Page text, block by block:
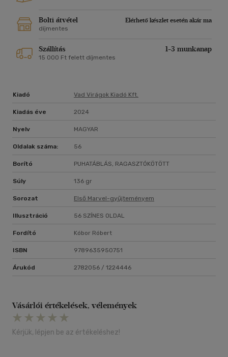
Bolti átvétel
Elérhető készlet esetén akár ma
díjmentes
Szállítás 1-3 munkanap
15 000 Ft felett díjmentes
Kiadó Vad Virágok Kiadó Kft.
Kiadás éve 2024
Nyelv MAGYAR
Oldalak száma: 56
Borító PUHATÁBLÁS, RAGASZTÓKÖTÖTT
Súly 136 gr
Sorozat Első Marvel-gyűjteményem
Illusztráció 56 SZÍNES OLDAL
Fordító Kóbor Róbert
ISBN 9789635950751
Árukód 2782056 / 1224446
Vásárlói értékelések, vélemények
Kérjük, lépjen be az értékeléshez!